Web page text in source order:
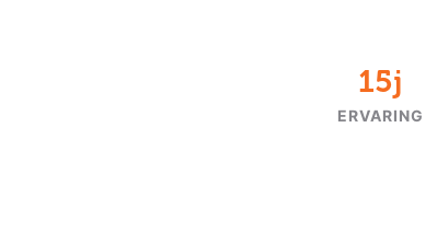
15j
ERVARING